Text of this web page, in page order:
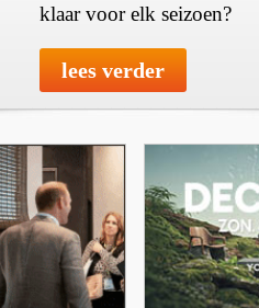
klaar voor elk seizoen?
lees verder